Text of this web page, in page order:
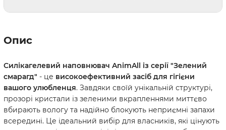
Опис
Силікагелевий наповнювач AnimAll із серії "Зелений
смарагд" - це високоефективний засіб для гігієни
вашого улюбленця. Завдяки своїй унікальній структурі,
прозорі кристали із зеленими вкрапленнями миттєво
вбирають вологу та надійно блокують неприємні запахи
всередині. Це ідеальний вибір для власників, які цінують